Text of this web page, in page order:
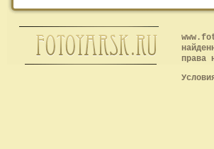
права